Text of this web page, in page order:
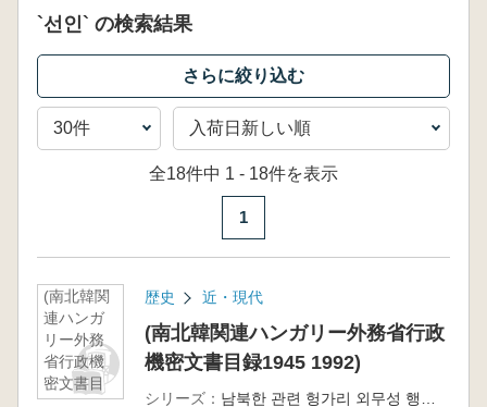
`선인` の検索結果
全18件中 1 - 18件を表示
1
(南北韓関
連ハンガ
リー外務
省行政機
密文書目
歴史 近・現代
(南北韓関連ハンガリー外務省行政
機密文書目録1945 1992)
シリーズ：